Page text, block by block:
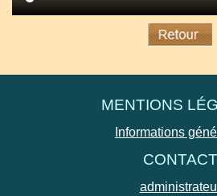
MENTIONS
Informations
CONTACT